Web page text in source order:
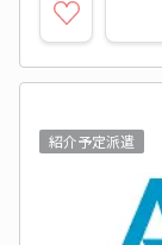
紹介予定派遣